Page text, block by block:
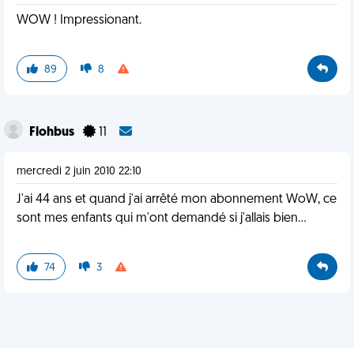
WOW ! Impressionant.
89 8
Flohbus
mercredi 2 juin 2010 22:10
J'ai 44 ans et quand j'ai arrêté mon abonnement WoW, ce
sont mes enfants qui m'ont demandé si j'allais bien...
74 3